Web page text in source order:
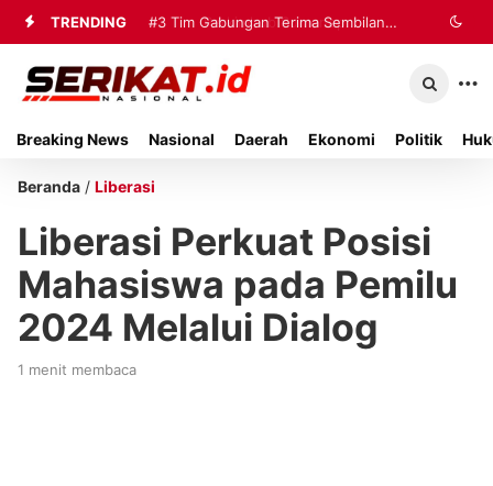
TRENDING #2 Perkimhub Sumenep
Matangkan Pelaksanaan RTLH 2026,
#3 Tim Gabungan Terima Sembilan
Korban Evakuasi KM Mutiara Sentosa
Breaking News Nasional Daerah Ekonomi Politik
Beranda / Liberasi
Liberasi Perkuat Posisi
Mahasiswa pada Pemilu
2024 Melalui Dialog
1 menit membaca